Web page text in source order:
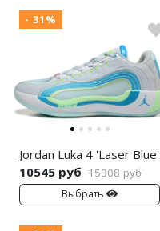
- 31%
Jordan Luka 4 'Laser Blue'
10545 руб 15308 руб
Выбрать
Nike Ja
Nike LeBron
Nike Kyrie
Nike Freak
Nike KD
Nike PG